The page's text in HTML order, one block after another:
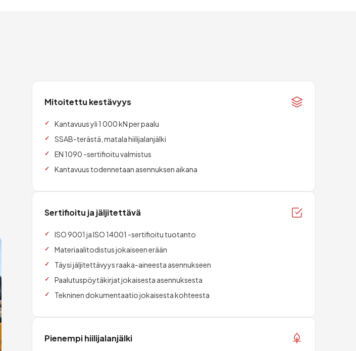
Mitoitettu kestävyys
Kantavuus yli 1 000 kN per paalu
SSAB-terästä, matala hiilijalanjälki
EN 1090 -sertifioitu valmistus
Kantavuus todennetaan asennuksen aikana
Sertifioitu ja jäljitettävä
ISO 9001 ja ISO 14001 -sertifioitu tuotanto
Materiaalitodistus jokaiseen erään
Täysi jäljitettävyys raaka-aineesta asennukseen
Paalutuspöytäkirjat jokaisesta asennuksesta
Tekninen dokumentaatio jokaisesta kohteesta
Pienempi hiilijalanjälki